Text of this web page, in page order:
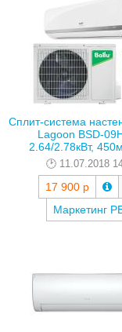
Сплит-система
Lagoon BSD-
2.64/2.78кВт,
11.07.2018
17 900 р
Маркетинг